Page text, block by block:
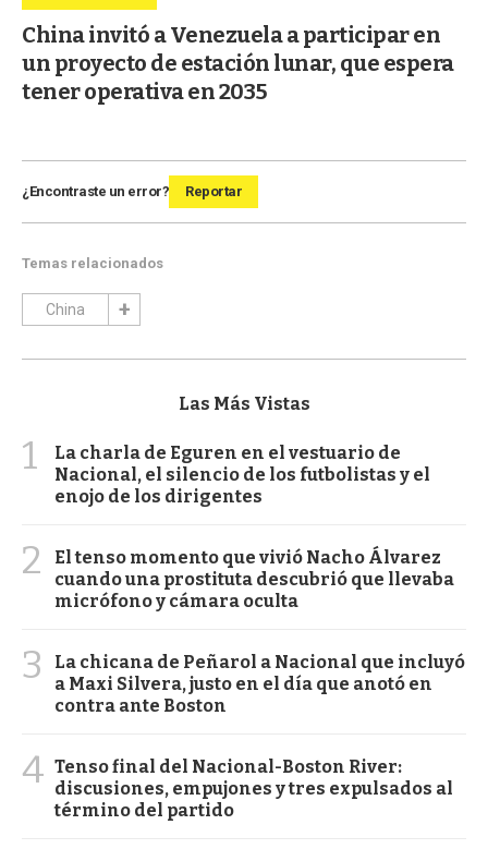
China invitó a Venezuela a participar en
un proyecto de estación lunar, que espera
tener operativa en 2035
¿Encontraste un error? Reportar
Temas relacionados
China
Las Más Vistas
1
La charla de Eguren en el vestuario de
Nacional, el silencio de los futbolistas y el
enojo de los dirigentes
2
El tenso momento que vivió Nacho Álvarez
cuando una prostituta descubrió que llevaba
micrófono y cámara oculta
3
La chicana de Peñarol a Nacional que incluyó
a Maxi Silvera, justo en el día que anotó en
contra ante Boston
4 Tenso final del Nacional-Boston River:
discusiones, empujones y tres expulsados al
término del partido